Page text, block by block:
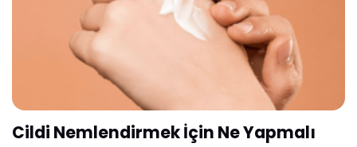
Cildi Nemlendirmek İçin Ne Yapmalı